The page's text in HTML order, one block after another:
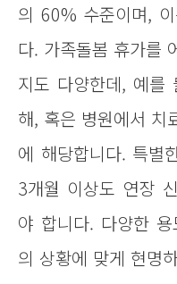
의 60% 수준이며,
다. 가족돌봄 휴가를
지도 다양한데, 예를
해, 혹은 병원에서 치
에 해당합니다. 특별
3개월 이상도 연장
야 합니다. 다양한
의 상황에 맞게 현명